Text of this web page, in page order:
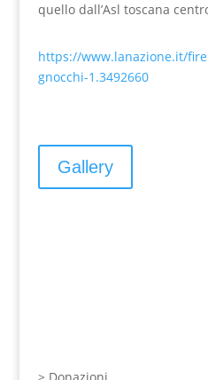
quello dall’Asl toscana
https://www.lanazione.it/
gnocchi-1.3492660
Gallery